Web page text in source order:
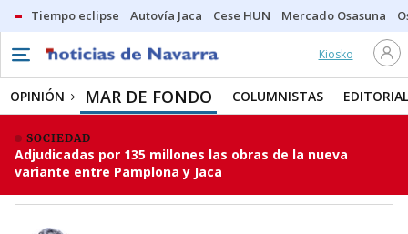
Tiempo eclipse Autovía Jaca Cese HUN Mercado Osasuna
Kiosko
OPINIÓN MAR DE FONDO COLUMNISTAS EDITORIAL
SOCIEDAD
Adjudicadas por 135 millones las obras de la nueva
variante entre Pamplona y Jaca